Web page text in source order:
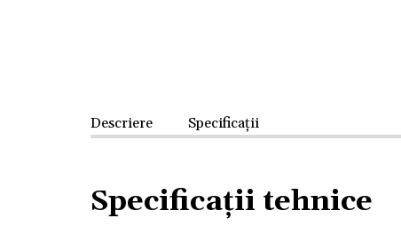
Descriere Specificații
Specificații tehnice